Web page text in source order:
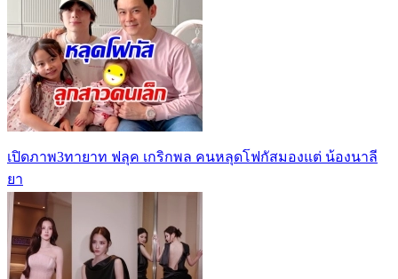
เปิดภาพ3ทายาท ฟลุค เกริกพล คนหลุดโฟกัสมองแต่ น้องนาลี
ยา